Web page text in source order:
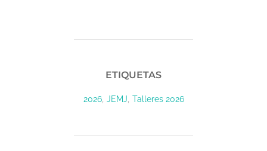
ETIQUETAS
2026, JEMJ, Talleres 2026